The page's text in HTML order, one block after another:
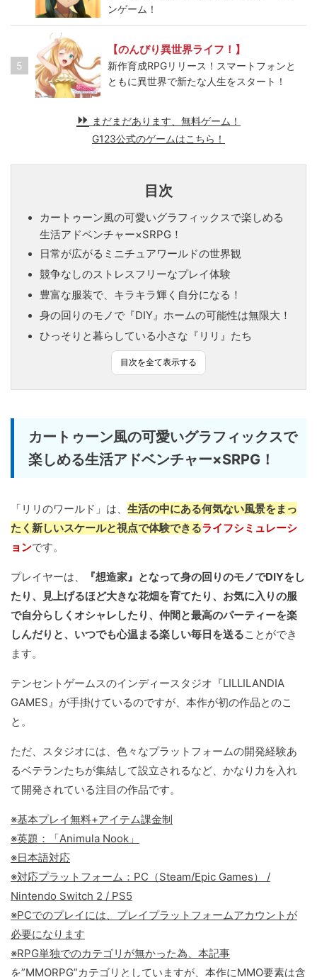
ンゲーム！
5
【のんびり異世界ライフ！】
新作育成RPGリリース！スマートフォンと
ともに異世界で新たな人生をスタート！
まだまだあります、無料ゲーム！
G123公式のゲームはこちら！
目次
カートゥーン風の可愛いグラフィックスで楽しめる
生活アドベンチャー×SRPG！
日常が広がるミニチュアワールドの世界観
競争なしのストレスフリーなプレイ体験
豊富な服装で、キラキラ輝く自分になる！
身の回りのモノで『DIY』ホームの可能性は無限大！
ひっそりと暮らしている小さな『リリ』たち
目次を全て表示する
カートゥーン風の可愛いグラフィックスで
楽しめる生活アドベンチャー×SRPG！
「リリのワールド」は、 生活の中にある何気ない風景をまっ
たく新しいスケールと視点で体験できるライフシミュレーシ
ョンです。
プレイヤーは、
『想造家』となって身の回りのモノでDIYをし
たり、見上げるほど大きな花畑を育てたり、お気に入りの服
で自分らしくオシャレしたり、仲間と最高のパーティーを楽
しんだりと、いつでも心温まる楽しい毎日を送ることができ
ます。
テンセントゲームスのインディースタジオ『LILLILANDIA
GAMES』が手掛けているのですが、本作が初の作品とのこ
と。
ただ、スタジオには、色々なプラットフォームの開発経験あ
るベテランたちが集結して設立されるなど、かなり力を入れ
て開発されている注目の作品です。
※基本プレイ無料+アイテム課金制
※英題：「Animula Nook」
※日本語対応
※対応プラットフォーム：PC（Steam/Epic Games） /
Nintendo Switch 2 / PS5
※PCでのプレイには、プレイプラットフォームアカウントが
必要になります
※RPG単独でのカテゴリが無かった為、本記事
を”MMORPG”カテゴリとしていますが、本作にMMO要素は含